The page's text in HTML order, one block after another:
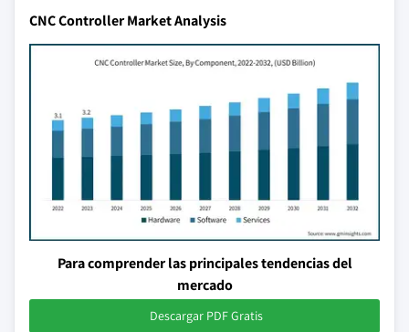
CNC Controller Market Analysis
Para comprender las principales tendencias del
mercado
Descargar PDF Gratis